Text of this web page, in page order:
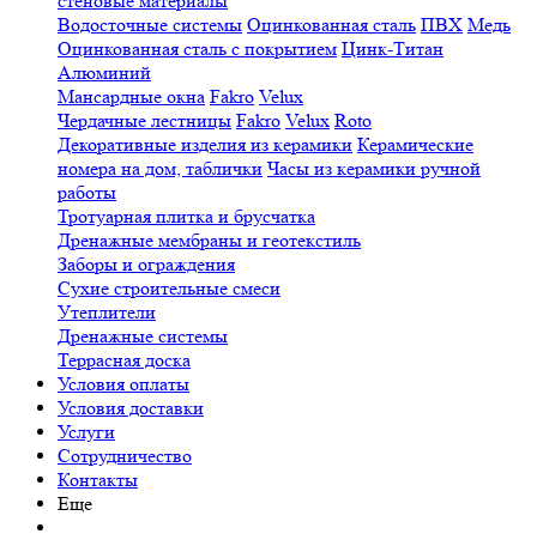
Водосточные системы Оцинкованная сталь ПВХ Медь
Оцинкованная сталь с покрытием Цинк-Титан
Алюминий
Мансардные окна Fakro Velux
Чердачные лестницы Fakro Velux Roto
Декоративные изделия из керамики Керамические
номера на дом, таблички Часы из керамики ручной
работы
Тротуарная плитка и брусчатка
Дренажные мембраны и геотекстиль
Заборы и ограждения
Сухие строительные смеси
Утеплители
Дренажные системы
Террасная доска
Условия оплаты
Условия доставки
Услуги
Сотрудничество
Контакты
Еще